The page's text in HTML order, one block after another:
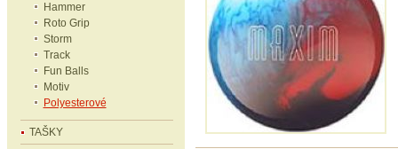
Hammer
Roto Grip
Storm
Track
Fun Balls
Motiv
Polyesterové
TAŠKY